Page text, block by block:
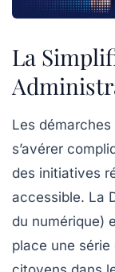
La
Les
s’avérer
des initiatives
accessible. La
du numérique)
place une série